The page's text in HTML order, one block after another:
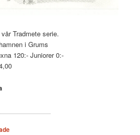
Tradmete serie.
i Grums
120:- Juniorer 0:-